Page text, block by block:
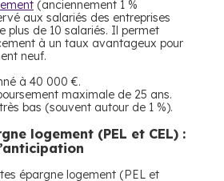
(anciennement 1 %
aux salariés des entreprises
plus de 10 salariés. Il permet
à un taux avantageux pour
neuf.
à 40 000 €.
maximale de 25 ans.
bas (souvent autour de 1 %).
logement (PEL et CEL) :
épargne logement (PEL et